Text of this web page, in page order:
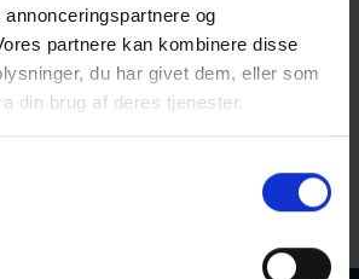
og
partnere kan kombinere disse
du har givet dem, eller som
din brug af deres tjenester.
V X Y Z